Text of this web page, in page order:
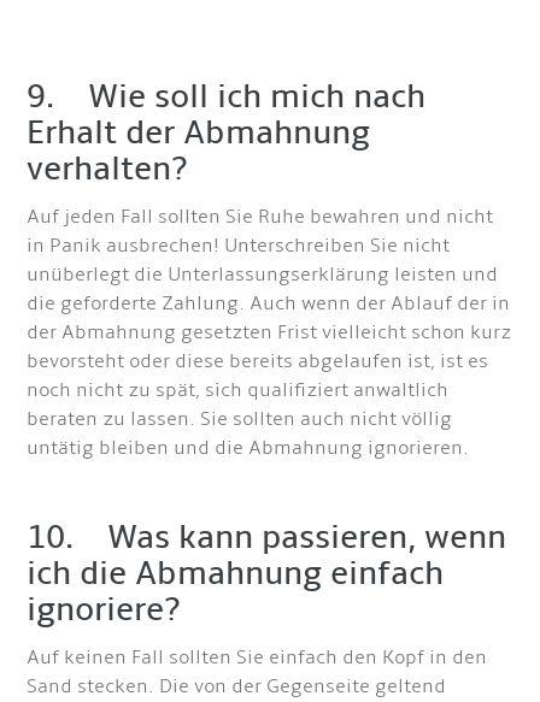
9. Wie soll ich mich nach
Erhalt der Abmahnung
verhalten?
Auf jeden Fall sollten Sie Ruhe bewahren und nicht
in Panik ausbrechen! Unterschreiben Sie nicht
unüberlegt die Unterlassungserklärung leisten und
die geforderte Zahlung. Auch wenn der Ablauf der in
der Abmahnung gesetzten Frist vielleicht schon kurz
bevorsteht oder diese bereits abgelaufen ist, ist es
noch nicht zu spät, sich qualifiziert anwaltlich
beraten zu lassen. Sie sollten auch nicht völlig
untätig bleiben und die Abmahnung ignorieren.
10. Was kann passieren, wenn
ich die Abmahnung einfach
ignoriere?
Auf keinen Fall sollten Sie einfach den Kopf in den
Sand stecken. Die von der Gegenseite geltend